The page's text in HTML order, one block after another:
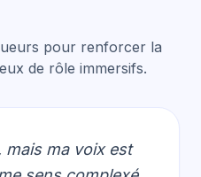
pour renforcer la
de rôle immersifs.
mais ma voix est